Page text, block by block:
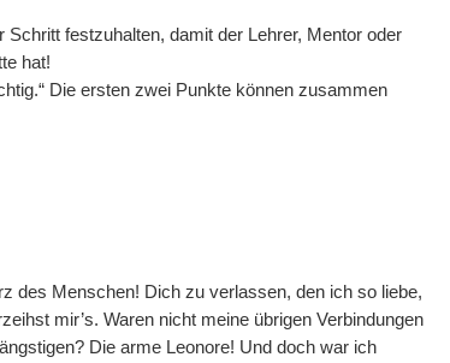
festzuhalten, damit der Lehrer, Mentor oder
hat!
Die ersten zwei Punkte können zusammen
des Menschen! Dich zu verlassen, den ich so liebe,
mir’s. Waren nicht meine übrigen Verbindungen
Die arme Leonore! Und doch war ich